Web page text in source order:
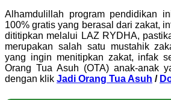
Alhamdulillah program pendidikan
100% gratis yang berasal dari zakat,
dititipkan melalui LAZ RYDHA,
merupakan salah satu mustahik
yang ingin menitipkan zakat, infak
Orang Tua Asuh (OTA) anak-anak
dengan klik Jadi Orang Tua Asuh /